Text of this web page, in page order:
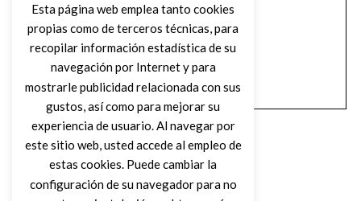
Esta página web emplea tanto cookies
propias como de terceros técnicas, para
recopilar información estadística de su
navegación por Internet y para
mostrarle publicidad relacionada con sus
gustos, así como para mejorar su
experiencia de usuario. Al navegar por
este sitio web, usted accede al empleo de
estas cookies. Puede cambiar la
configuración de su navegador para no